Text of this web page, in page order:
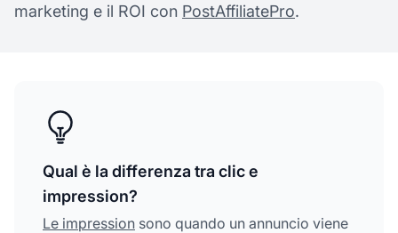
marketing e il ROI con PostAffiliatePro.
Qual è la differenza tra clic e
impression?
Le impression sono quando un annuncio viene